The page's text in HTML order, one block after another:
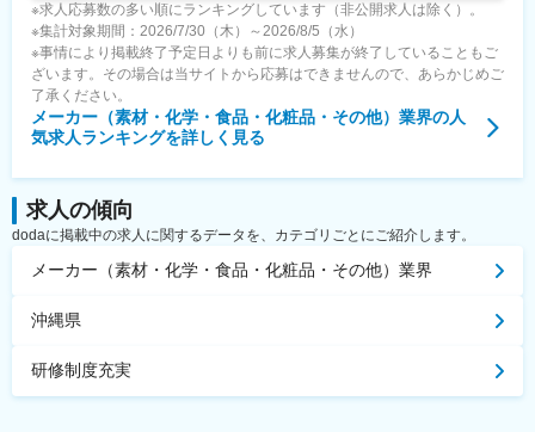
駅、西川緑道公園駅、第一通り駅、志井駅(北九州高速鉄道)、西小
倉駅、西黒崎駅、東寺駅、四宮駅、五条駅(京都市営)、京都河原町
駅、櫛田神社前駅、天神駅、水族館口駅、北１２条駅、大通駅、
芦屋駅(阪神線)、鳴尾・武庫川女子大前駅、駒ケ林駅、高速神戸
駅、神戸三宮駅(阪神)、風の丘中間駅、犬山遊園駅、新千葉駅、今
橋駅、片原町駅(香川県)、資生館小学校前駅、二本木口駅、味噌天
神前駅、県立体育館前駅
※求人応募数の多い順にランキングしています（非公開求人は除く）。
※集計対象期間：2026/7/30（木）～2026/8/5（水）
※事情により掲載終了予定日よりも前に求人募集が終了していることもご
ざいます。その場合は当サイトから応募はできませんので、あらかじめご
了承ください。
メーカー（素材・化学・食品・化粧品・その他）業界の人
気求人ランキングを詳しく見る
求人の傾向
dodaに掲載中の求人に関するデータを、カテゴリごとにご紹介します。
メーカー（素材・化学・食品・化粧品・その他）業界
沖縄県
研修制度充実